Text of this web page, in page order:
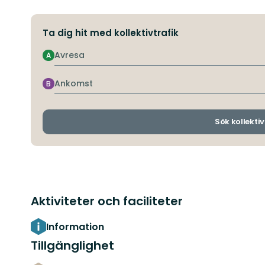
Ta dig hit med kollektivtrafik
Avresa
A
Ankomst
B
Sök
Aktiviteter och faciliteter
Information
Tillgänglighet